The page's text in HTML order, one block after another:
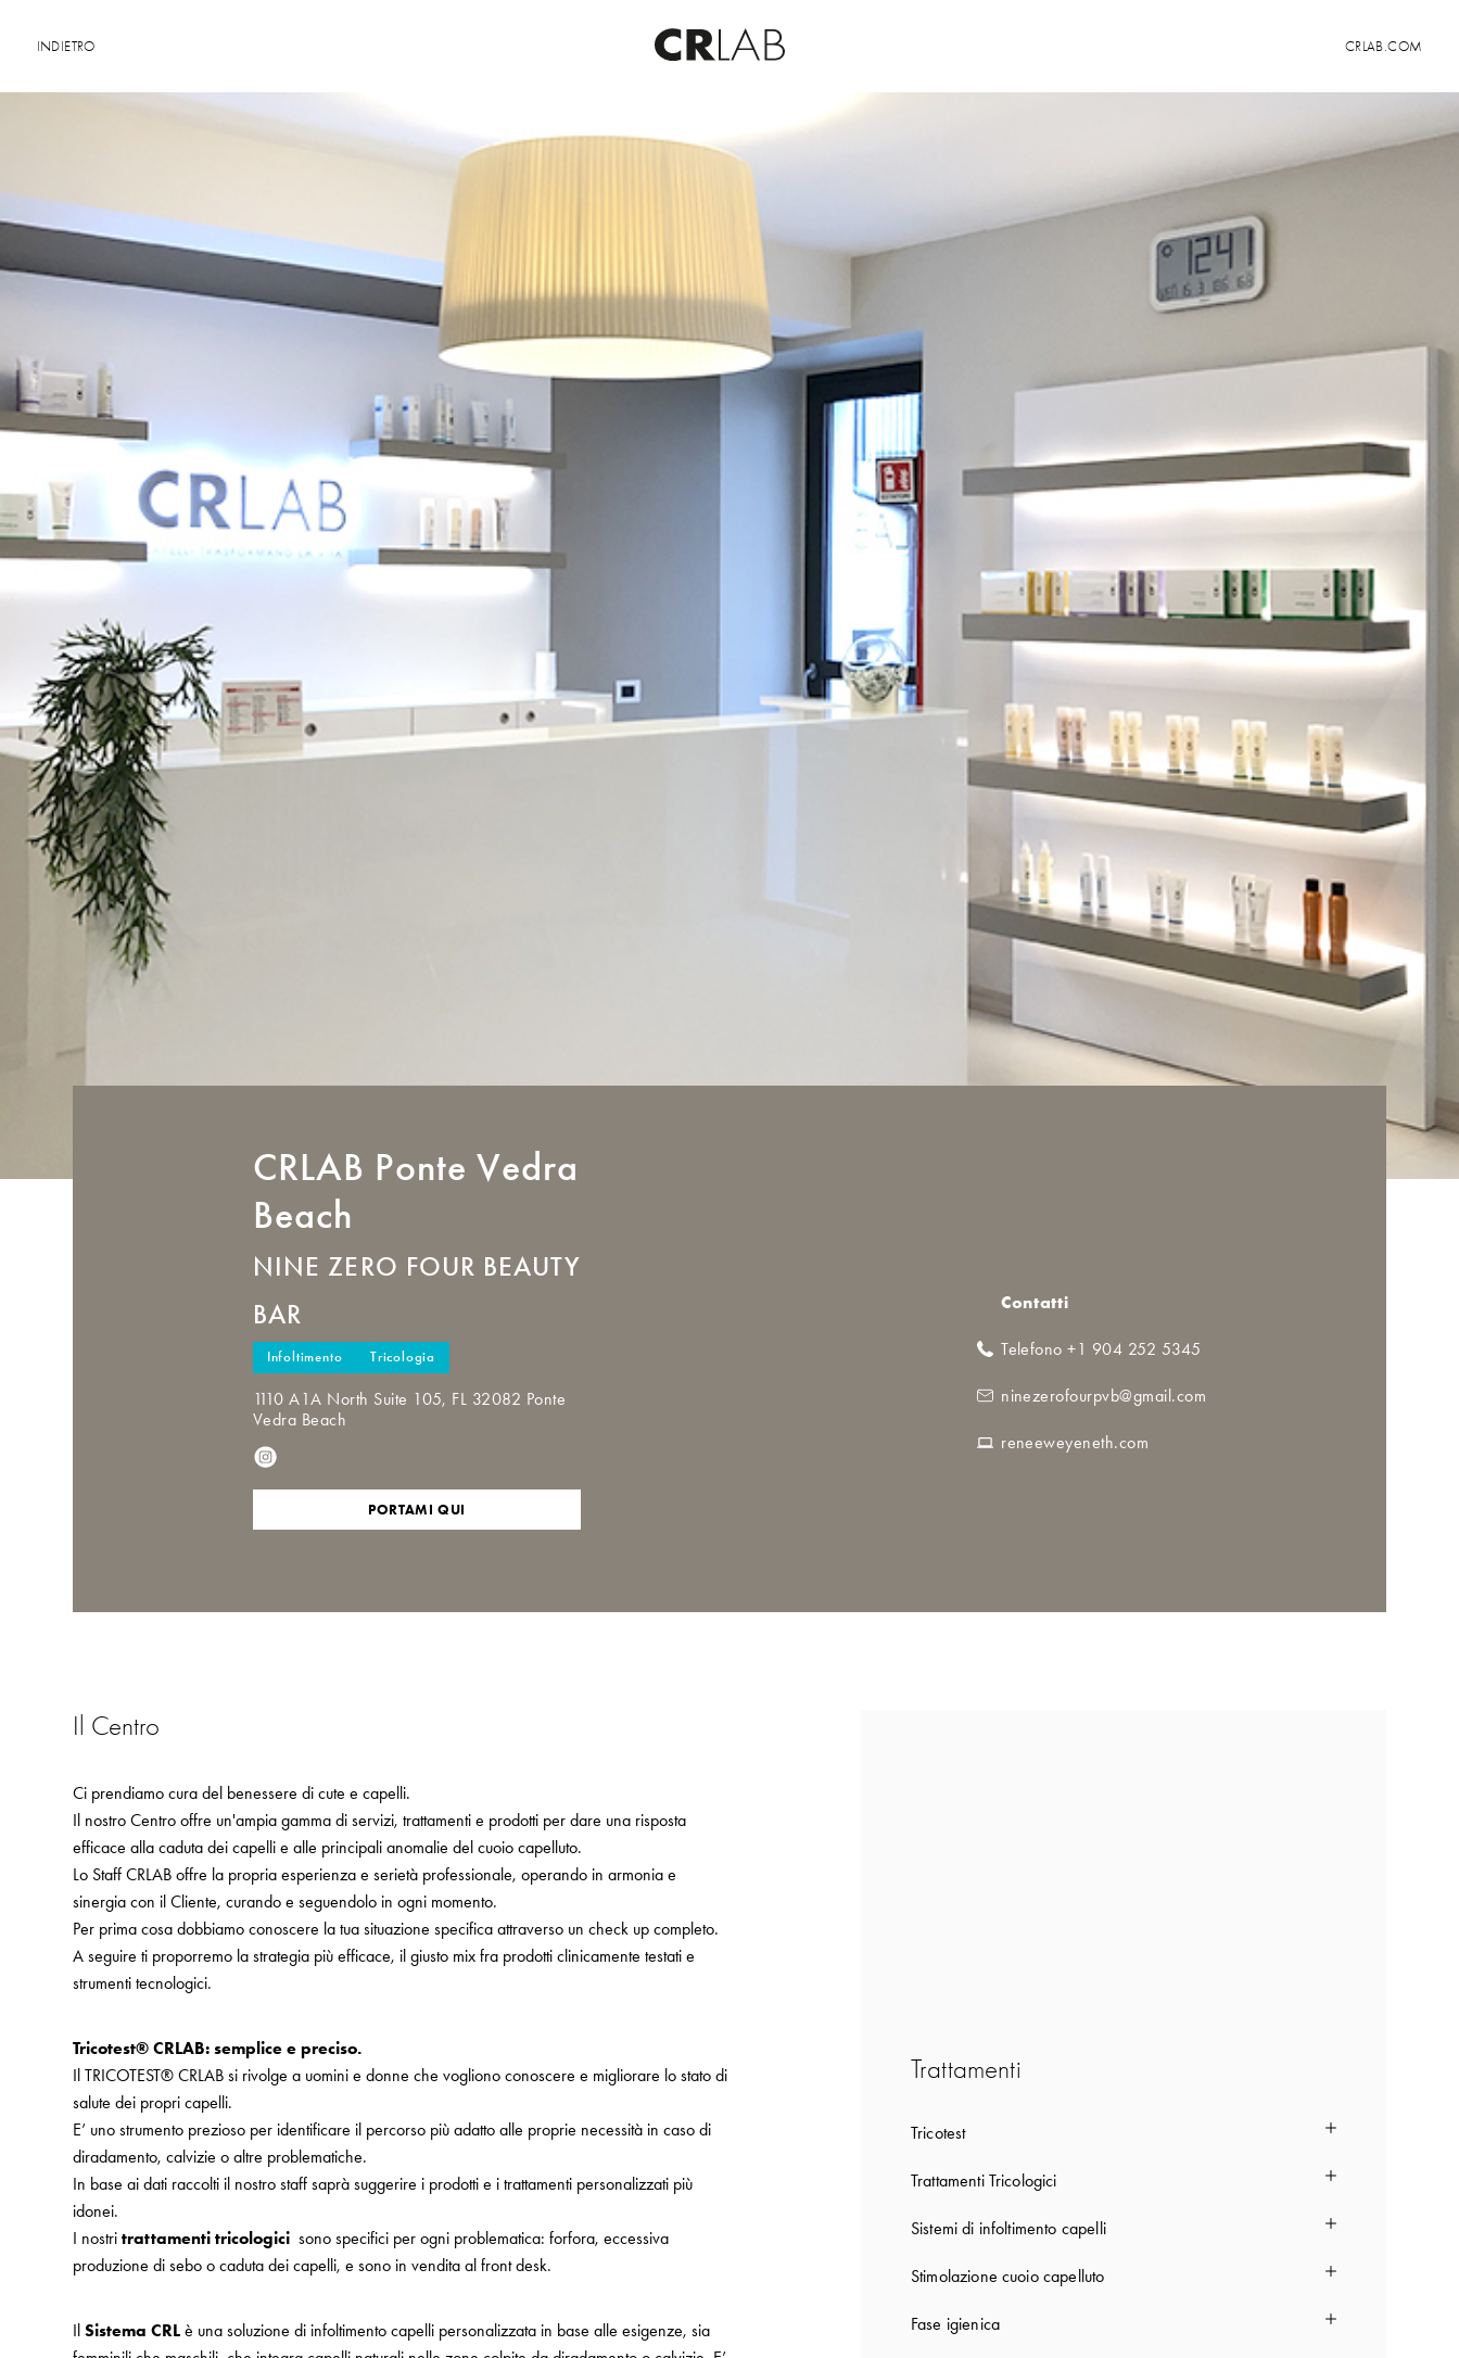
INDIETRO CRLAB.COM
CRLAB Ponte Vedra
Beach
NINE ZERO FOUR BEAUTY
BAR
Infoltimento Tricologia
1110 A1A North Suite 105, FL 32082 Ponte
Vedra Beach
PORTAMI QUI
Contatti
Telefono +1 904 252 5345
ninezerofourpvb@gmail.com
reneeweyeneth.com
Il Centro
Ci prendiamo cura del benessere di cute e capelli.
Il nostro Centro offre un'ampia gamma di servizi, trattamenti e prodotti per dare una risposta
efficace alla caduta dei capelli e alle principali anomalie del cuoio capelluto.
Lo Staff CRLAB offre la propria esperienza e serietà professionale, operando in armonia e
sinergia con il Cliente, curando e seguendolo in ogni momento.
Per prima cosa dobbiamo conoscere la tua situazione specifica attraverso un check up completo.
A seguire ti proporremo la strategia più efficace, il giusto mix fra prodotti clinicamente testati e
strumenti tecnologici.
Tricotest® CRLAB: semplice e preciso.
Il TRICOTEST® CRLAB si rivolge a uomini e donne che vogliono conoscere e migliorare lo stato di
salute dei propri capelli.
E’ uno strumento prezioso per identificare il percorso più adatto alle proprie necessità in caso di
diradamento, calvizie o altre problematiche.
In base ai dati raccolti il nostro staff saprà suggerire i prodotti e i trattamenti personalizzati più
idonei.
I nostritrattamenti tricologici sono specifici per ogni problematica: forfora, eccessiva
produzione di sebo o caduta dei capelli, e sono in vendita al front desk.
IlSistema CRL è una soluzione di infoltimento capelli personalizzata in base alle esigenze, sia
Trattamenti
Tricotest
Trattamenti Tricologici
Sistemi di infoltimento capelli
Stimolazione cuoio capelluto
Fase igienica